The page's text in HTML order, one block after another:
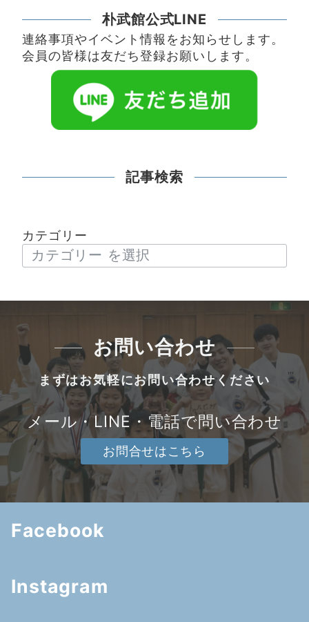
朴武館公式LINE
連絡事項やイベント情報をお知らせします。
会員の皆様は友だち登録お願いします。
記事検索
カテゴリー
お問い合わせ
まずはお気軽にお問い合わせください
メール・LINE・電話で問い合わせ
お問合せはこちら
Facebook
Instagram